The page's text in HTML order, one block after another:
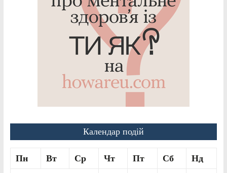
Календар подій
Пн Вт Ср Чт Пт Сб Нд